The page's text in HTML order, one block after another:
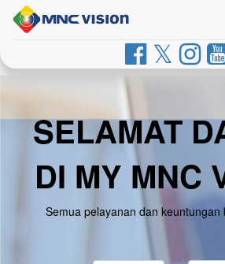
SELAMAT
DI MY MNC
Semua pelayanan dan keuntungan